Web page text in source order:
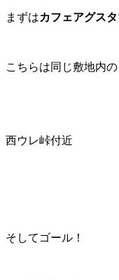
まずはカフェアグスタ
こちらは同じ敷地内の
西ウレ峠付近
そしてゴール！